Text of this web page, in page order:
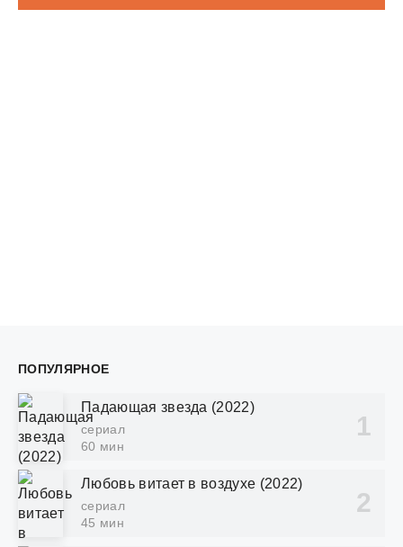
ПОПУЛЯРНОЕ
Падающая звезда (2022)
сериал
60 мин
Любовь витает в воздухе (2022)
сериал
45 мин